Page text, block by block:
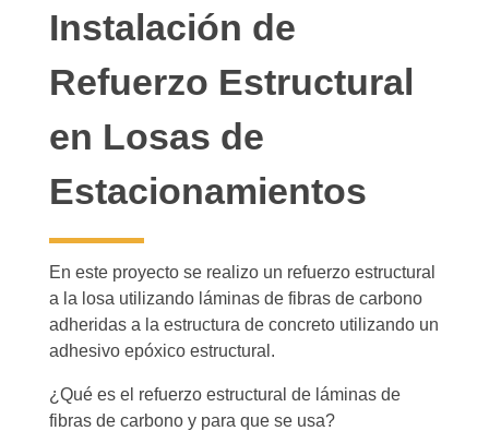
Instalación de
Refuerzo Estructural
en Losas de
Estacionamientos
En este proyecto se realizo un refuerzo estructural
a la losa utilizando láminas de fibras de carbono
adheridas a la estructura de concreto utilizando un
adhesivo epóxico estructural.
¿Qué es el refuerzo estructural de láminas de
fibras de carbono y para que se usa?